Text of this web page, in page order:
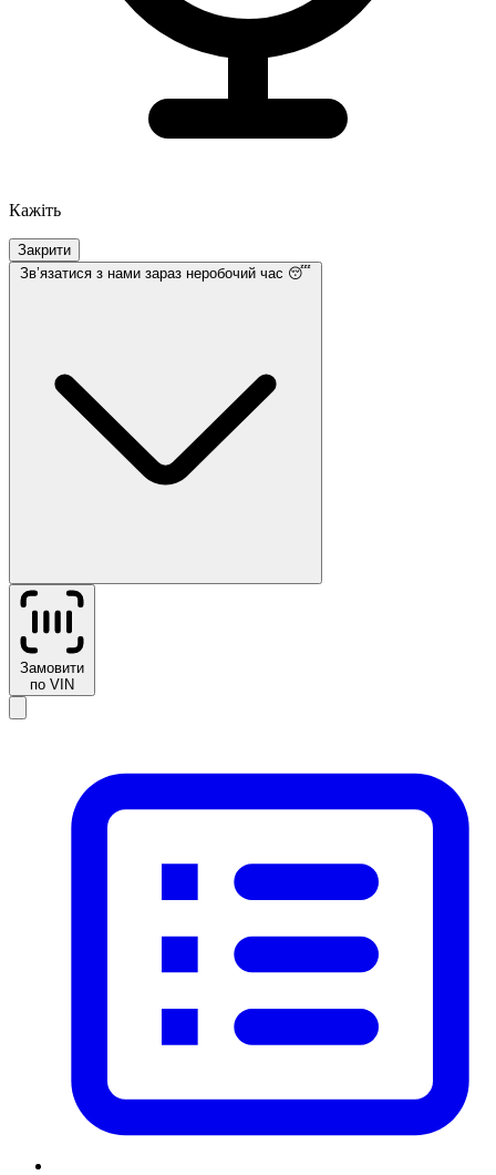
Кажіть
Закрити
Звʼязатися з нами зараз неробочий час 😴
Замовити
по VIN